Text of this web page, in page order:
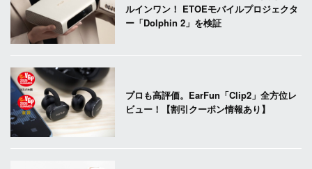
ルインワン！ ETOEモバイルプロジェクタ
ー「Dolphin 2」を検証
プロも高評価。EarFun「Clip2」全方位レ
ビュー！【割引クーポン情報あり】